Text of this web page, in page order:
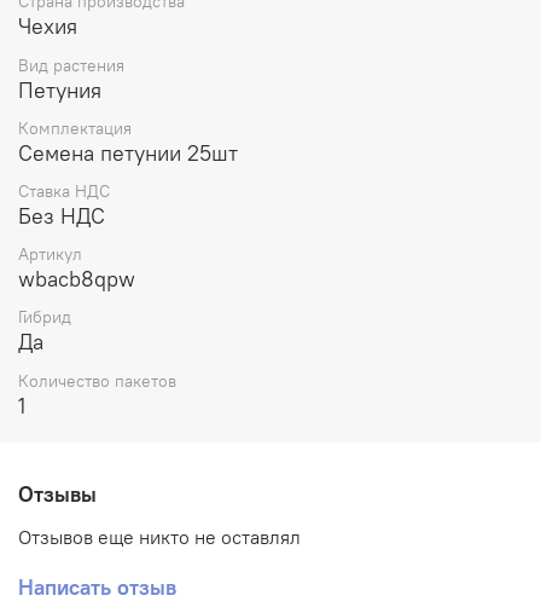
Чехия
Вид растения
Петуния
Комплектация
Семена петунии 25шт
Ставка НДС
Без НДС
Артикул
wbacb8qpw
Гибрид
Да
Количество пакетов
1
Отзывы
Отзывов еще никто не оставлял
Написать отзыв